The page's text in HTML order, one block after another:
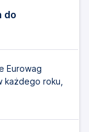
do
Eurowag
każdego roku,